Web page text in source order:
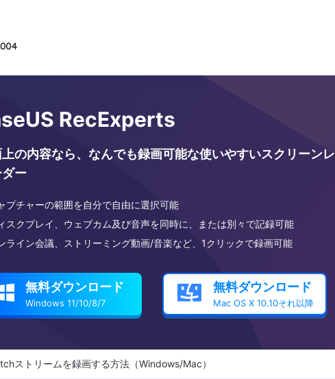
RecExperts
の内容なら、なんでも録画可能な使いやすいスクリーンレ
ー
プチャーの範囲を自分で自由に選択可能
スクプレイ、ウェブカム及び音声を同時に、または別々で記録可能
ライン会議、ストリーミング動画/音楽など、1クリックで録画可能
無料ダウンロード
Windows 11/10/8/7  無料ダウンロード
Mac OS X 10.10それ以降
ストリームを録画する方法（Windows/Mac）